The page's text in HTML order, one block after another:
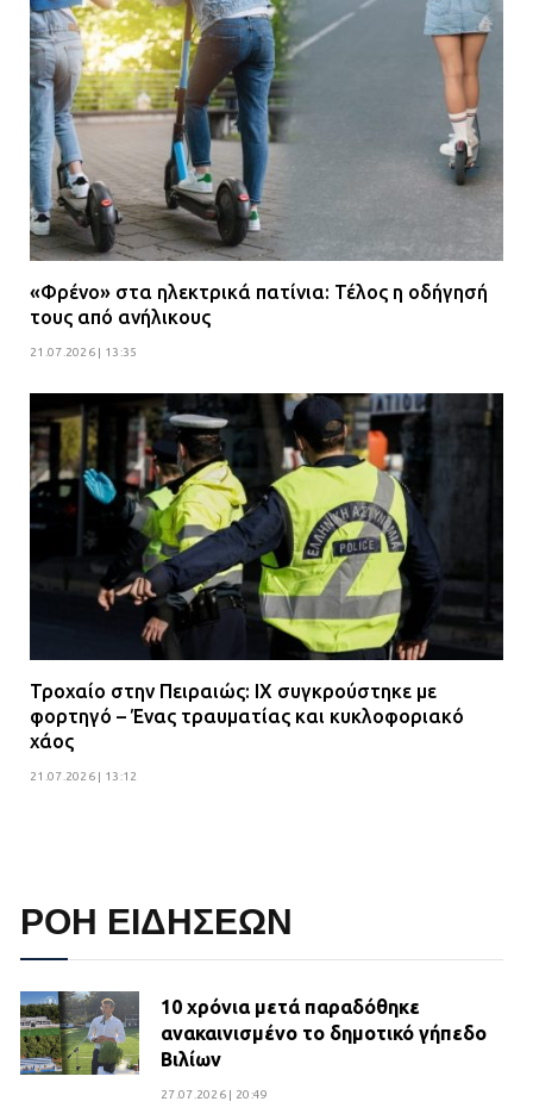
«Φρένο» στα ηλεκτρικά πατίνια: Τέλος η οδήγησή
τους από ανήλικους
21.07.2026 | 13:35
Τροχαίο στην Πειραιώς: ΙΧ συγκρούστηκε με
φορτηγό – Ένας τραυματίας και κυκλοφοριακό
χάος
21.07.2026 | 13:12
ΡΟΗ ΕΙΔΗΣΕΩΝ
10 χρόνια μετά παραδόθηκε
ανακαινισμένο το δημοτικό γήπεδο
Βιλίων
27.07.2026 | 20:49